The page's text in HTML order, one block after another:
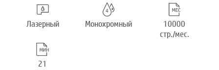
Лазерный Монохромный
10000
стр./мес.
21